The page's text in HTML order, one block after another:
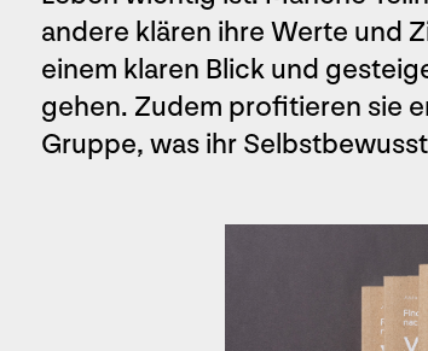
andere klären ihre Werte und
einem klaren Blick und
gehen. Zudem profitieren sie
Gruppe, was ihr